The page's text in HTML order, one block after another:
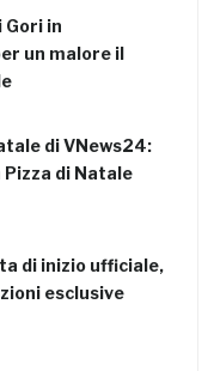
in
un malore il
di VNews24:
Pizza di Natale
di inizio ufficiale,
esclusive